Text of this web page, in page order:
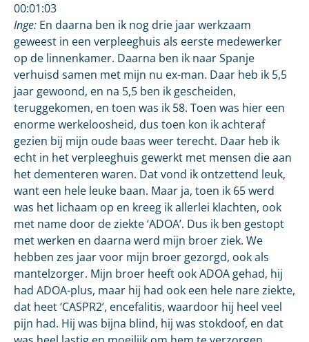
00:01:03
Inge: En daarna ben ik nog drie jaar werkzaam
geweest in een verpleeghuis als eerste medewerker
op de linnenkamer. Daarna ben ik naar Spanje
verhuisd samen met mijn nu ex-man. Daar heb ik 5,5
jaar gewoond, en na 5,5 ben ik gescheiden,
teruggekomen, en toen was ik 58. Toen was hier een
enorme werkeloosheid, dus toen kon ik achteraf
gezien bij mijn oude baas weer terecht. Daar heb ik
echt in het verpleeghuis gewerkt met mensen die aan
het dementeren waren. Dat vond ik ontzettend leuk,
want een hele leuke baan. Maar ja, toen ik 65 werd
was het lichaam op en kreeg ik allerlei klachten, ook
met name door de ziekte ‘ADOA’. Dus ik ben gestopt
met werken en daarna werd mijn broer ziek. We
hebben zes jaar voor mijn broer gezorgd, ook als
mantelzorger. Mijn broer heeft ook ADOA gehad, hij
had ADOA-plus, maar hij had ook een hele nare ziekte,
dat heet ‘CASPR2’, encefalitis, waardoor hij heel veel
pijn had. Hij was bijna blind, hij was stokdoof, en dat